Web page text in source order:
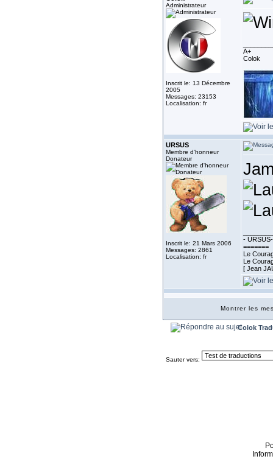
Administrateur
Inscrit le: 13 Décembre
2005
Messages: 23153
Localisation: fr
A+
Colok
URSUS
Membre d'honneur
Donateur
Inscrit le: 21 Mars 2006
Messages: 2861
Localisation: fr
-
=======
Le
Le
[ Jean
Montrer les
Colok
Sauter vers: